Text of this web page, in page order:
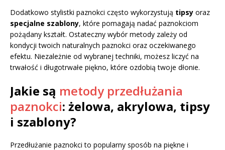
Dodatkowo stylistki paznokci często wykorzystują tipsy oraz
specjalne szablony, które pomagają nadać paznokciom
pożądany kształt. Ostateczny wybór metody zależy od
kondycji twoich naturalnych paznokci oraz oczekiwanego
efektu. Niezależnie od wybranej techniki, możesz liczyć na
trwałość i długotrwałe piękno, które ozdobią twoje dłonie.
Jakie są metody przedłużania
paznokci: żelowa, akrylowa, tipsy
i szablony?
Przedłużanie paznokci to popularny sposób na piękne i